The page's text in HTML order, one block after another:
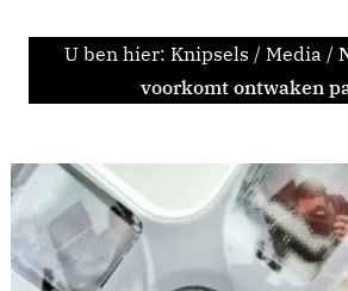
U ben hier: Knipsels / Media /
voorkomt ontwaken